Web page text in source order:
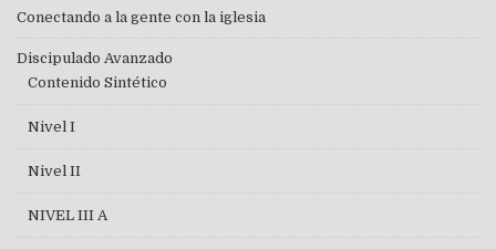
Conectando a la gente con la iglesia
Discipulado Avanzado
Contenido Sintético
Nivel I
Nivel II
NIVEL III A